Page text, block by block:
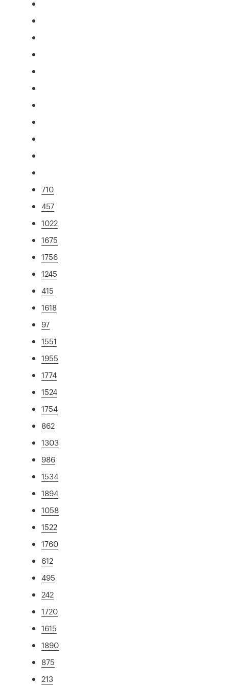
710
457
1022
1675
1756
1245
415
1618
97
1551
1955
1774
1524
1754
862
1303
986
1534
1894
1058
1522
1760
612
495
242
1720
1615
1890
875
213